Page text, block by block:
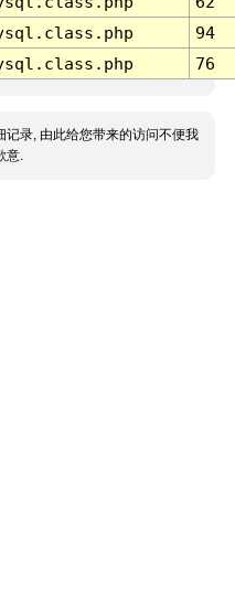
94
76
记录, 由此给您带来的访问不便我
意.